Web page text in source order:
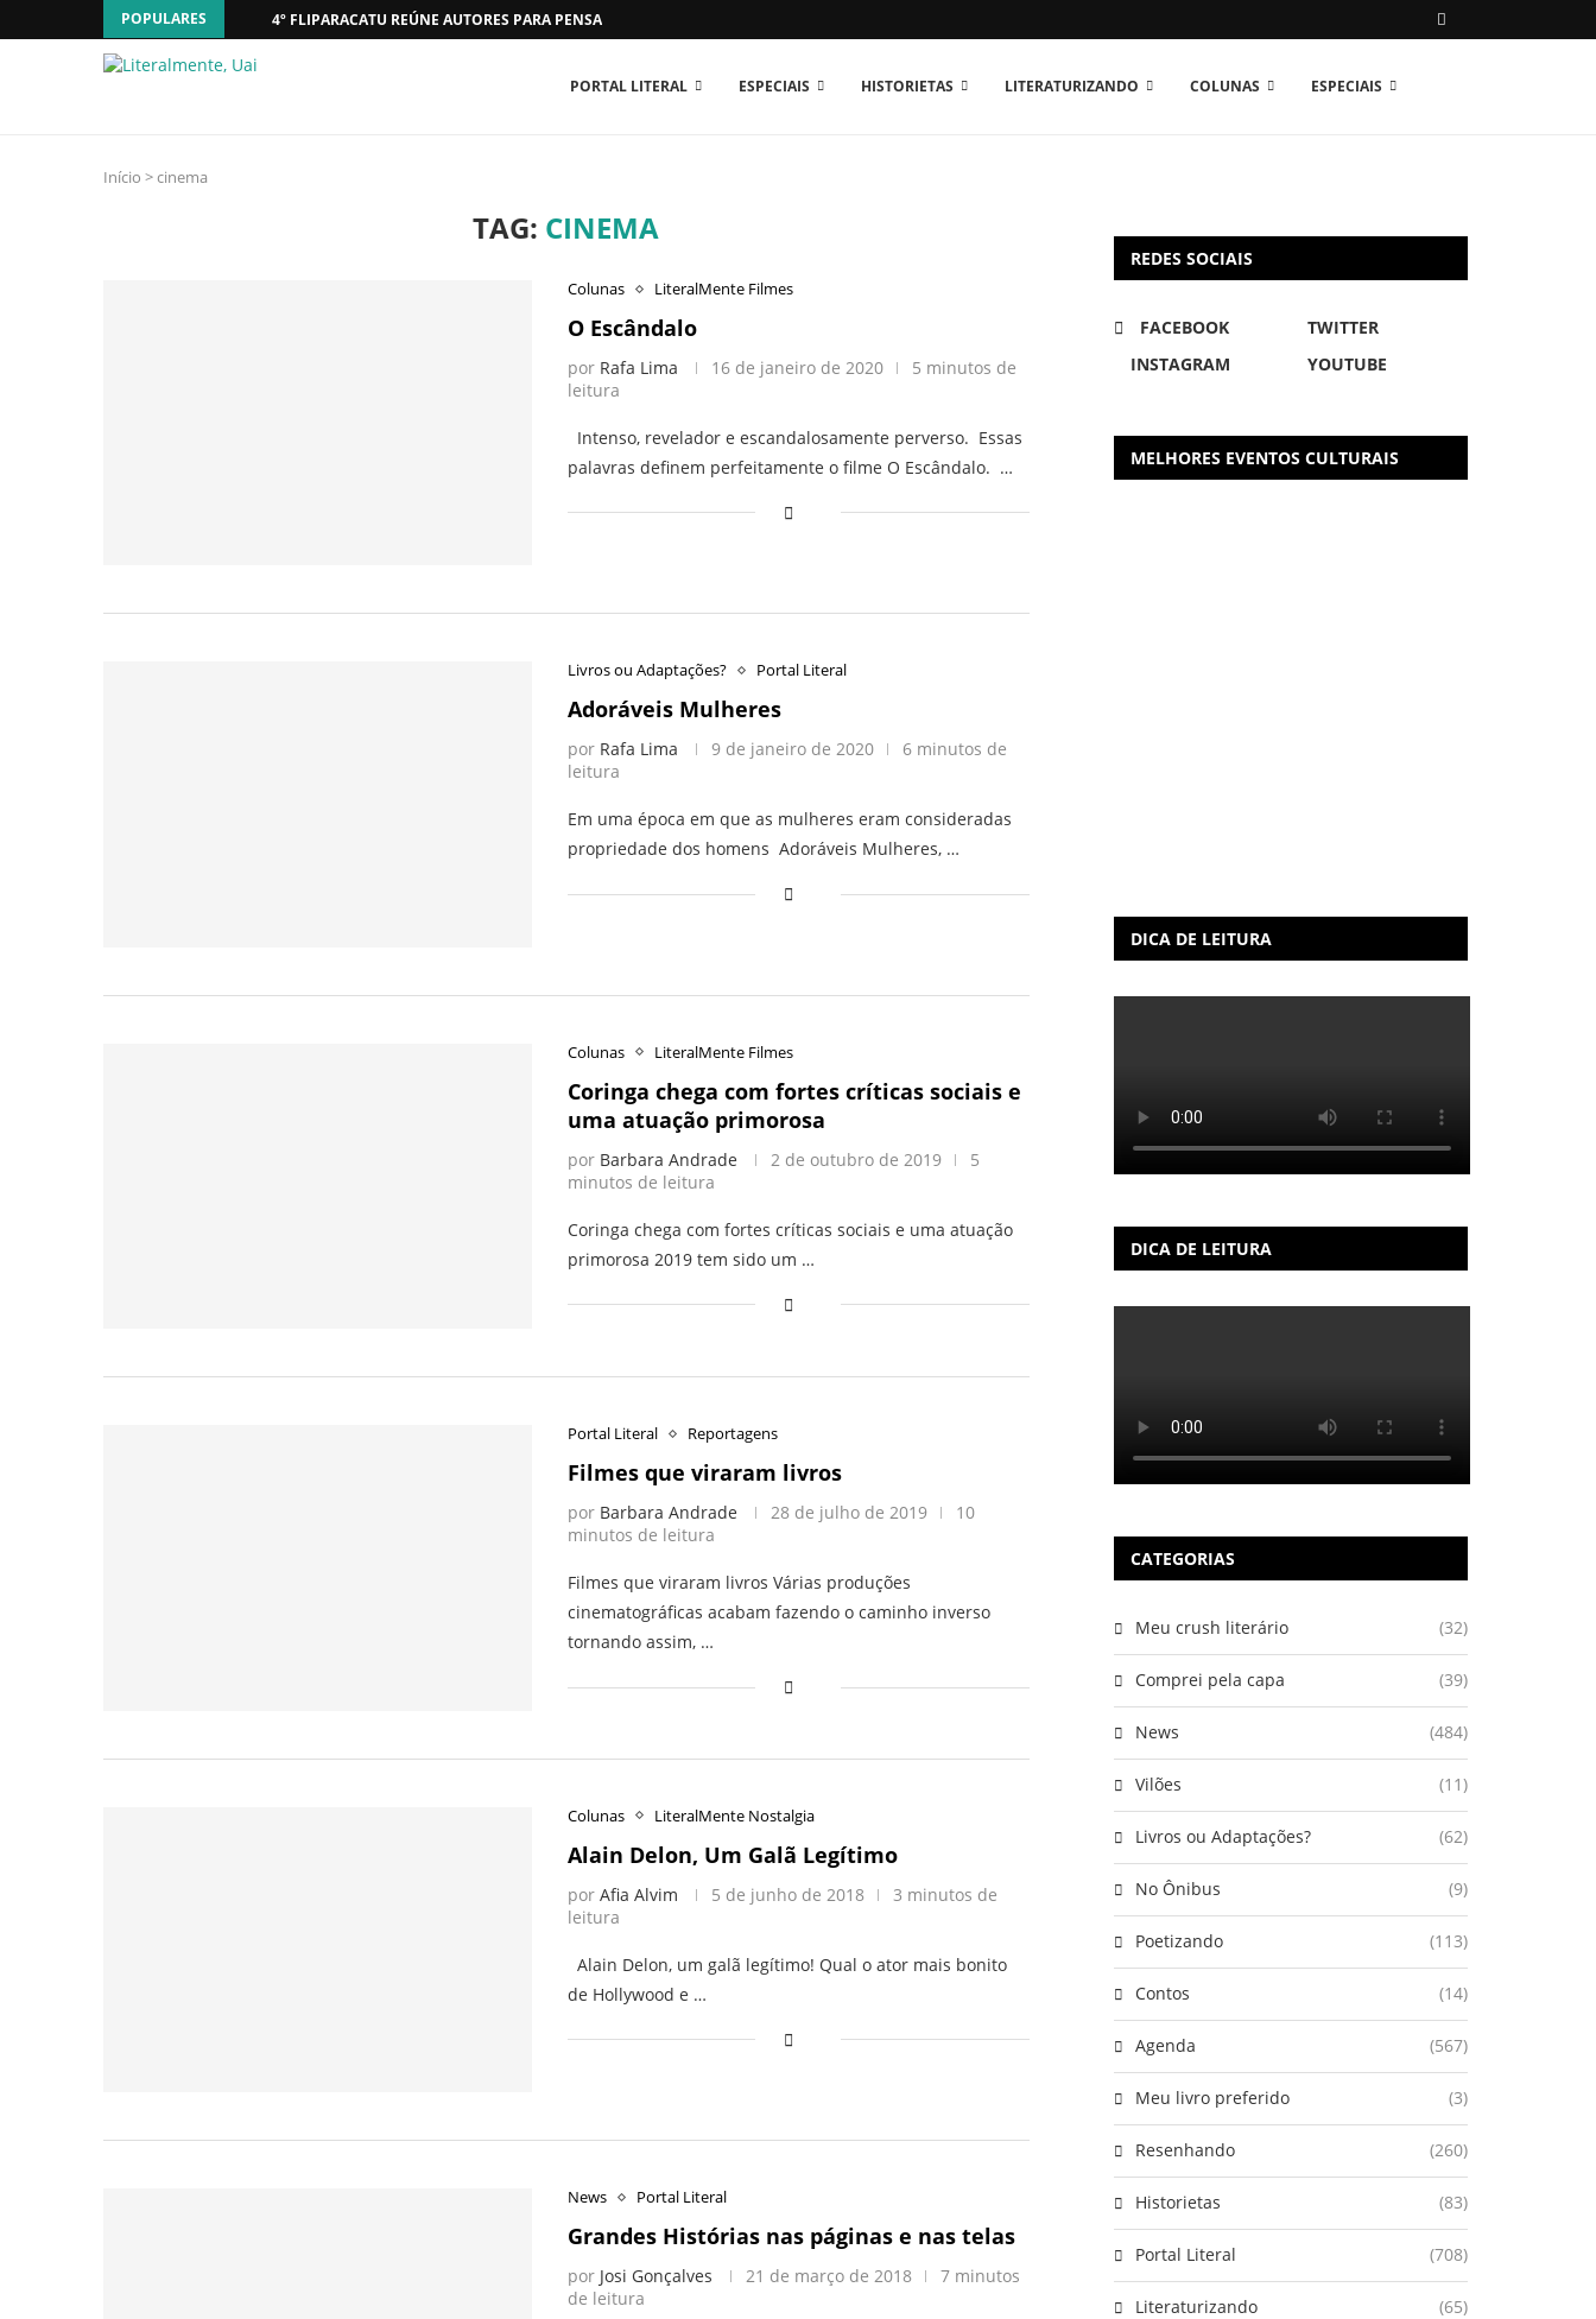
POPULARES 4º FLIPARACATU REÚNE AUTORES PARA PENSAR O MUNDO...
PORTAL LITERAL ESPECIAIS HISTORIETAS LITERATURIZANDO COLUNAS ESPECIAIS
Início >cinema
TAG: CINEMA
Colunas LiteralMente Filmes
O Escândalo
por Rafa Lima 16 de janeiro de 2020
5 minutos de
leitura
Intenso, revelador e escandalosamente perverso. Essas
palavras definem perfeitamente o filme O Escândalo. …
Livros ou Adaptações? Portal Literal
Adoráveis Mulheres
por Rafa Lima 9 de janeiro de 2020
6 minutos de
leitura
Em uma época em que as mulheres eram consideradas
propriedade dos homens Adoráveis Mulheres, …
Colunas LiteralMente Filmes
Coringa chega com fortes críticas sociais e
uma atuação primorosa
por Barbara Andrade 2 de outubro de 2019
5
minutos de leitura
Coringa chega com fortes críticas sociais e uma atuação
primorosa 2019 tem sido um …
Portal Literal Reportagens
Filmes que viraram livros
por Barbara Andrade 28 de julho de 2019
10
minutos de leitura
Filmes que viraram livros Várias produções
cinematográficas acabam fazendo o caminho inverso
tornando assim, …
Colunas LiteralMente Nostalgia
Alain Delon, Um Galã Legítimo
por Afia Alvim 5 de junho de 2018
3 minutos de
leitura
Alain Delon, um galã legítimo! Qual o ator mais bonito
de Hollywood e …
News Portal Literal
Grandes Histórias nas páginas e nas telas
por Josi Gonçalves 21 de março de 2018
7 minutos
de leitura
REDES SOCIAIS
FACEBOOK
TWITTER
INSTAGRAM
YOUTUBE
MELHORES EVENTOS CULTURAIS
DICA DE LEITURA
DICA DE LEITURA
CATEGORIAS
Meu crush literário (32)
Comprei pela capa (39)
News (484)
Vilões (11)
Livros ou Adaptações? (62)
No Ônibus (9)
Poetizando (113)
Contos (14)
Agenda (567)
Meu livro preferido (3)
Resenhando (260)
Historietas (83)
Portal Literal (708)
Literaturizando (65)